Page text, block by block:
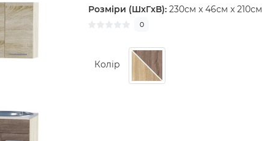
Розміри (ШxГxВ): 230см x 46см x 210см
0
Колір